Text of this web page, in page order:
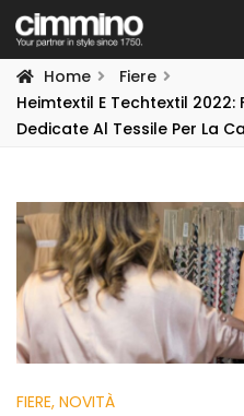
Home
Fiere
Heimtextil E Techtextil
Dedicate Al Tessile Per La
FIERE, NOVITÀ